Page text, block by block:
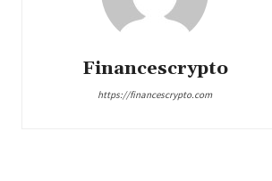
Financescrypto
https://financescrypto.com